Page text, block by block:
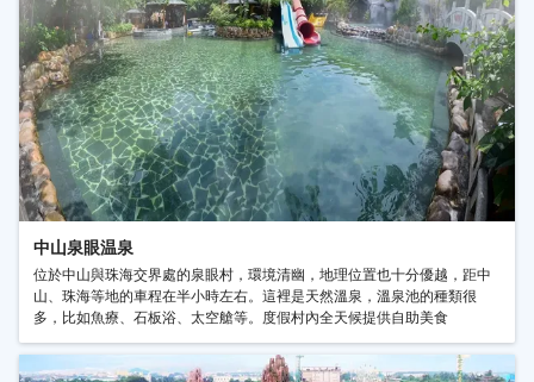
中山泉眼温泉
位於中山與珠海交界處的泉眼村，環境清幽，地理位置也十分優越，距中
山、珠海等地的車程在半小時左右。這裡是天然溫泉，溫泉池的種類很
多，比如魚療、石板浴、太空艙等。度假村內全天候提供自助美食